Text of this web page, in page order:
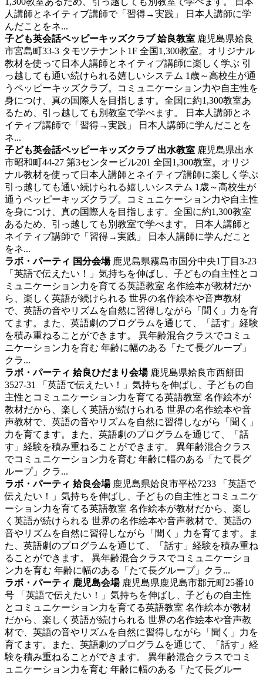
人講師とネイティブ講師で「習得→実践」 日本人講師に学
んだことをネ...
子ども英会話ペッピーキッズクラブ 姶良教室 鹿児島県姶良
市宮島町33-3 タモツテナント1F 全国1,300教室。オリジナル
教材を使って日本人講師とネイティブ講師に楽しく学ぶ 引
っ越しても通い続けられる嬉しいシステム 1歳～高校生が通
うペッピーキッズクラブ。コミュニケーション力や自主性を
身につけ、真の国際人を目指します。全国に約1,300教室あ
るため、引っ越しても別教室で学べます。 日本人講師とネ
イティブ講師で「習得→実践」 日本人講師に学んだことを
ネ...
子ども英会話ペッピーキッズクラブ 出水教室 鹿児島県出水
市昭和町44-27 第3センタービル201 全国1,300教室。オリジ
ナル教材を使って日本人講師とネイティブ講師に楽しく学ぶ
引っ越しても通い続けられる嬉しいシステム 1歳～高校生が
通うペッピーキッズクラブ。コミュニケーション力や自主性
を身につけ、真の国際人を目指します。全国に約1,300教室
あるため、引っ越しても別教室で学べます。 日本人講師と
ネイティブ講師で「習得→実践」 日本人講師に学んだこと
をネ...
ラボ・パーティ 国分会場鹿児島県霧島市国分中央1丁目3-23
「英語で伝えたい！」気持ちを伸ばし、子どもの自主性とコ
ミュニケーション力を育てる英語教室 名作絵本が教材だか
ら、楽しく英語が続けられる 世界の名作絵本や音声教材
で、英語の音やリズムを自然に習得しながら「聞く」力を育
てます。また、英語劇のプログラムを通じて、「話す」経験
を積み重ねることができます。 異年齢混合クラスでコミュ
ニケーション力を育む 年齢に幅のある「たて長グループ」
クラ...
ラボ・パーティ 姶良ひだまり会場鹿児島県姶良市西餅田
3527-31
「英語で伝えたい！」気持ちを伸ばし、子どもの自
主性とコミュニケーション力を育てる英語教室 名作絵本が
教材だから、楽しく英語が続けられる 世界の名作絵本や音
声教材で、英語の音やリズムを自然に習得しながら「聞く」
力を育てます。また、英語劇のプログラムを通じて、「話
す」経験を積み重ねることができます。 異年齢混合クラス
でコミュニケーション力を育む 年齢に幅のある「たて長グ
ループ」クラ...
ラボ・パーティ 姶良会場鹿児島県姶良市平松7233
「英語で
伝えたい！」気持ちを伸ばし、子どもの自主性とコミュニケ
ーション力を育てる英語教室 名作絵本が教材だから、楽し
く英語が続けられる 世界の名作絵本や音声教材で、英語の
音やリズムを自然に習得しながら「聞く」力を育てます。ま
た、英語劇のプログラムを通じて、「話す」経験を積み重ね
ることができます。 異年齢混合クラスでコミュニケーショ
ン力を育む 年齢に幅のある「たて長グループ」クラ...
ラボ・パーティ 鹿児島会場鹿児島県鹿児島市郡元町25番10
号
「英語で伝えたい！」気持ちを伸ばし、子どもの自主性
とコミュニケーション力を育てる英語教室 名作絵本が教材
だから、楽しく英語が続けられる 世界の名作絵本や音声教
材で、英語の音やリズムを自然に習得しながら「聞く」力を
育てます。また、英語劇のプログラムを通じて、「話す」経
験を積み重ねることができます。 異年齢混合クラスでコミ
ュニケーション力を育む 年齢に幅のある「たて長グルー